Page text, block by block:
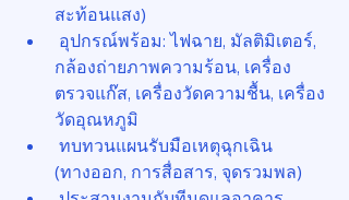
สะท้อนแสง)
อุปกรณ์พร้อม: ไฟฉาย, มัลติมิเตอร์,
กล้องถ่ายภาพความร้อน, เครื่อง
ตรวจแก๊ส, เครื่องวัดความชื้น, เครื่อง
วัดอุณหภูมิ
ทบทวนแผนรับมือเหตุฉุกเฉิน
(ทางออก, การสื่อสาร, จุดรวมพล)